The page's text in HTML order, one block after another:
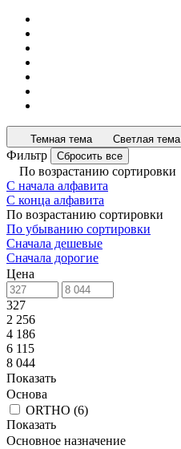
Темная тема Светлая тема
Фильтр Сбросить все
По возрастанию сортировки
С начала алфавита
С конца алфавита
По возрастанию сортировки
По убыванию сортировки
Сначала дешевые
Сначала дорогие
Цена
327
2 256
4 186
6 115
8 044
Показать
Основа
ORTHO (6)
Показать
Основное назначение